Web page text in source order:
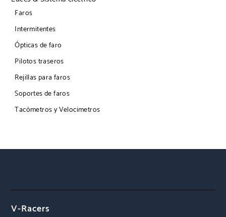
Faros
Intermitentes
Ópticas de faro
Pilotos traseros
Rejillas para faros
Soportes de faros
Tacómetros y Velocimetros
V-Racers